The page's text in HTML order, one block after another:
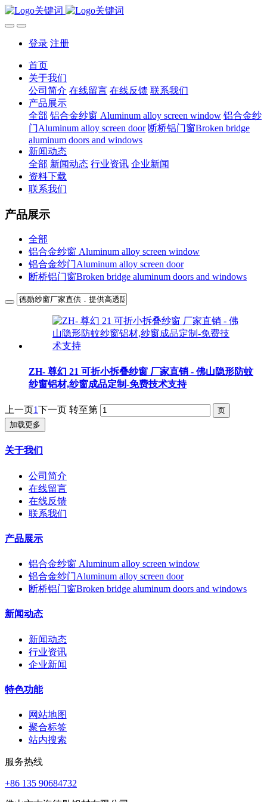
登录 注册
首页
关于我们
公司简介 在线留言 在线反馈 联系我们
产品展示
全部 铝合金纱窗 Aluminum alloy screen window 铝合金纱
门Aluminum alloy screen door 断桥铝门窗Broken bridge
aluminum doors and windows
新闻动态
全部 新闻动态 行业资讯 企业新闻
资料下载
联系我们
产品展示
全部
铝合金纱窗 Aluminum alloy screen window
铝合金纱门Aluminum alloy screen door
断桥铝门窗Broken bridge aluminum doors and windows
ZH- 尊幻 21 可折小拆叠纱窗 厂家直销 - 佛山隐形防蚊
纱窗铝材,纱窗成品定制-免费技术支持
上一页1下一页 转至第
加载更多
关于我们
公司简介
在线留言
在线反馈
联系我们
产品展示
铝合金纱窗 Aluminum alloy screen window
铝合金纱门Aluminum alloy screen door
断桥铝门窗Broken bridge aluminum doors and windows
新闻动态
新闻动态
行业资讯
企业新闻
特色功能
网站地图
聚合标签
站内搜索
服务热线
+86 135 90684732